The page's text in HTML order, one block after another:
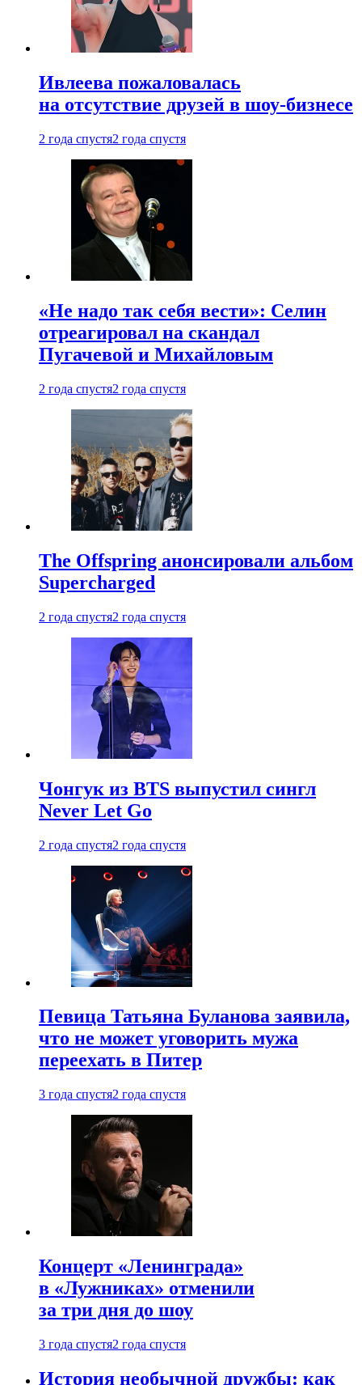
Ивлеева пожаловалась
на отсутствие друзей в шоу-бизнесе
2 года спустя2 года спустя
«Не надо так себя вести»: Селин
отреагировал на скандал
Пугачевой и Михайловым
2 года спустя2 года спустя
The Offspring анонсировали альбом
Supercharged
2 года спустя2 года спустя
Чонгук из BTS выпустил сингл
Never Let Go
2 года спустя2 года спустя
Певица Татьяна Буланова заявила,
что не может уговорить мужа
переехать в Питер
3 года спустя2 года спустя
Концерт «Ленинграда»
в «Лужниках» отменили
за три дня до шоу
3 года спустя2 года спустя
История необычной дружбы: как